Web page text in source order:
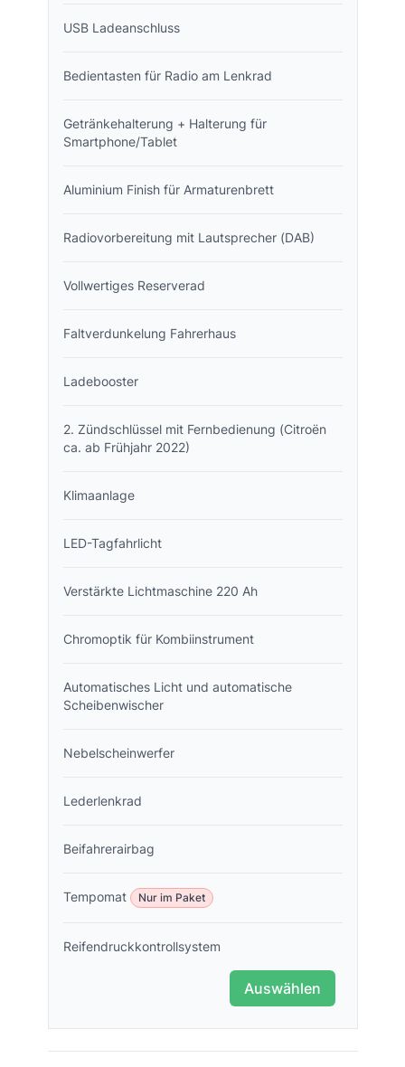
USB Ladeanschluss
Bedientasten für Radio am Lenkrad
Getränkehalterung + Halterung für
Smartphone/Tablet
Aluminium Finish für Armaturenbrett
Radiovorbereitung mit Lautsprecher (DAB)
Vollwertiges Reserverad
Faltverdunkelung Fahrerhaus
Ladebooster
2. Zündschlüssel mit Fernbedienung (Citroën
ca. ab Frühjahr 2022)
Klimaanlage
LED-Tagfahrlicht
Verstärkte Lichtmaschine 220 Ah
Chromoptik für Kombiinstrument
Automatisches Licht und automatische
Scheibenwischer
Nebelscheinwerfer
Lederlenkrad
Beifahrerairbag
Tempomat Nur im Paket
Reifendruckkontrollsystem
Auswählen